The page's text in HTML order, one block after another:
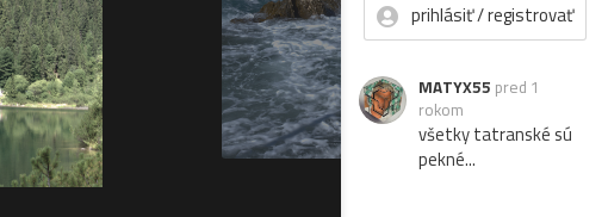
prihlásiť / registrovať
MATYX55 pred 1
rokom
všetky tatranské sú
pekné...